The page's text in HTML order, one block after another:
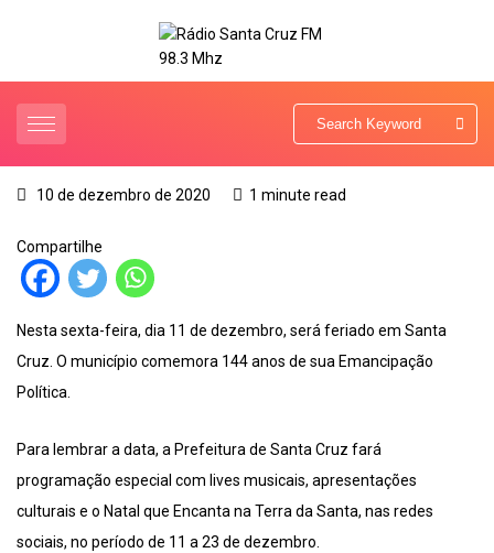
10 de dezembro de 2020 1 minute read
Compartilhe
Nesta sexta-feira, dia 11 de dezembro, será feriado em Santa
Cruz. O município comemora 144 anos de sua Emancipação
Política.
Para lembrar a data, a Prefeitura de Santa Cruz fará
programação especial com lives musicais, apresentações
culturais e o Natal que Encanta na Terra da Santa, nas redes
sociais, no período de 11 a 23 de dezembro.